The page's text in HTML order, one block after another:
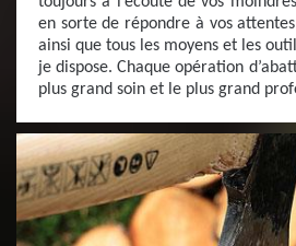
en sorte de répondre à vos
ainsi que tous les moyens et les
je dispose. Chaque opération
plus grand soin et le plus grand